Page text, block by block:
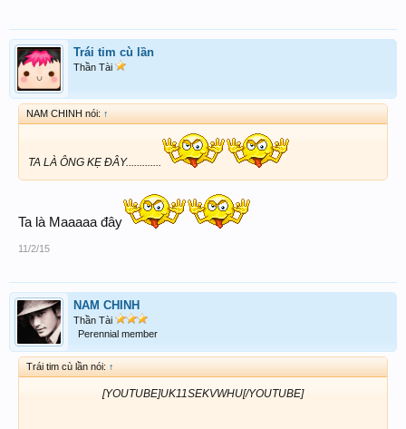
Trái tim cù lần
Thần Tài
NAM CHINH nói: ↑
TA LÀ ÔNG KẸ ĐÂY.............
Ta là Maaaaa đây
11/2/15
NAM CHINH
Thần Tài
Perennial member
Trái tim cù lần nói: ↑
[YOUTUBE]UK11SEKVWHU[/YOUTUBE]